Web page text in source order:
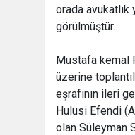
orada avukatlık
görülmüştür.
Mustafa kemal
üzerine
eşrafının ileri
Hulusi Efendi
olan Süleyman